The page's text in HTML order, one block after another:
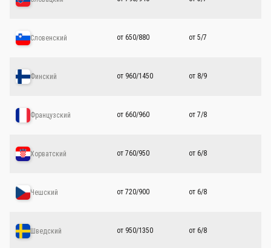
Словенский от 650/880 от 5/7
Финский от 960/1450 от 8/9
Французский от 660/960 от 7/8
Хорватский от 760/950 от 6/8
Чешский от 720/900 от 6/8
Шведский от 950/1350 от 6/8